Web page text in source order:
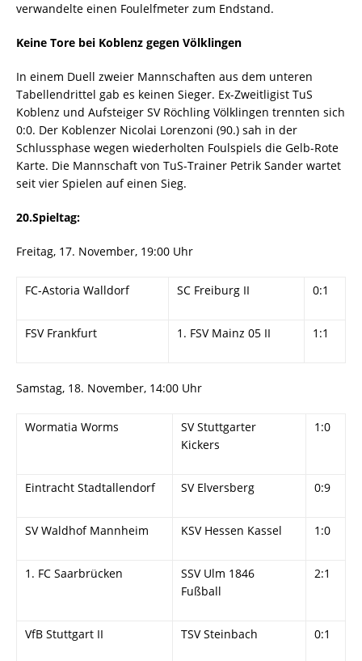
verwandelte einen Foulelfmeter zum Endstand.
Keine Tore bei Koblenz gegen Völklingen
In einem Duell zweier Mannschaften aus dem unteren
Tabellendrittel gab es keinen Sieger. Ex-Zweitligist TuS
Koblenz und Aufsteiger SV Röchling Völklingen trennten sich
0:0. Der Koblenzer Nicolai Lorenzoni (90.) sah in der
Schlussphase wegen wiederholten Foulspiels die Gelb-Rote
Karte. Die Mannschaft von TuS-Trainer Petrik Sander wartet
seit vier Spielen auf einen Sieg.
20.Spieltag:
Freitag, 17. November, 19:00 Uhr
FC-Astoria Walldorf SC Freiburg II 0:1
FSV Frankfurt 1. FSV Mainz 05 II 1:1
Samstag, 18. November, 14:00 Uhr
Wormatia Worms
SV Stuttgarter
Kickers
1:0
Eintracht Stadtallendorf SV Elversberg 0:9
SV Waldhof Mannheim KSV Hessen Kassel 1:0
1. FC Saarbrücken
SSV Ulm 1846
Fußball
2:1
VfB Stuttgart II TSV Steinbach 0:1